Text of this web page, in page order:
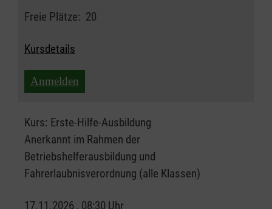
Freie Plätze: 20
Kursdetails
Anmelden
Kurs: Erste-Hilfe-Ausbildung
Anerkannt im Rahmen der
Betriebshelferausbildung und
Fahrerlaubnisverordnung (alle Klassen)
17.11.2026 , 08:30 Uhr